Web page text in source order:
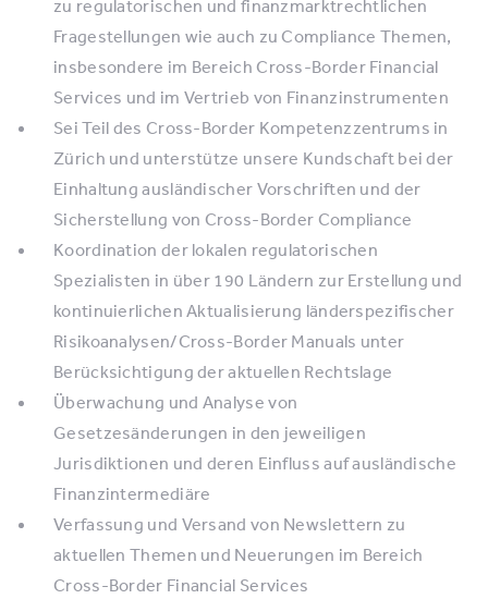
zu regulatorischen und finanzmarktrechtlichen
Fragestellungen wie auch zu Compliance Themen,
insbesondere im Bereich Cross-Border Financial
Services und im Vertrieb von Finanzinstrumenten
Sei Teil des Cross-Border Kompetenzzentrums in
Zürich und unterstütze unsere Kundschaft bei der
Einhaltung ausländischer Vorschriften und der
Sicherstellung von Cross-Border Compliance
Koordination der lokalen regulatorischen
Spezialisten in über 190 Ländern zur Erstellung und
kontinuierlichen Aktualisierung länderspezifischer
Risikoanalysen/Cross-Border Manuals unter
Berücksichtigung der aktuellen Rechtslage
Überwachung und Analyse von
Gesetzesänderungen in den jeweiligen
Jurisdiktionen und deren Einfluss auf ausländische
Finanzintermediäre
Verfassung und Versand von Newslettern zu
aktuellen Themen und Neuerungen im Bereich
Cross-Border Financial Services